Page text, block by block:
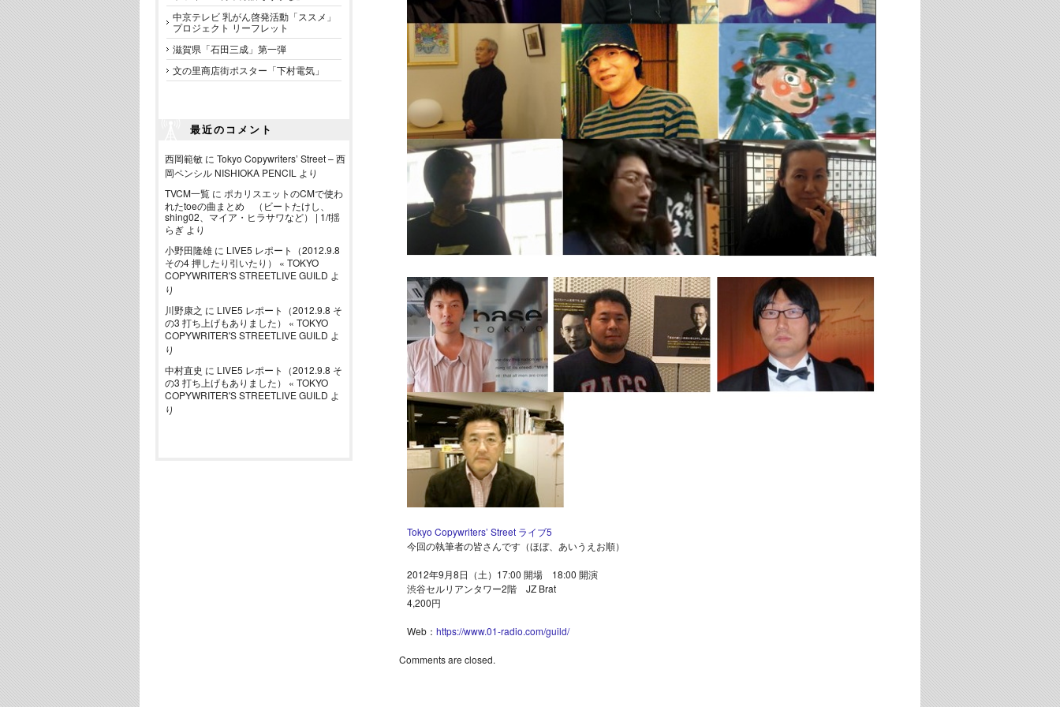
中京テレビ 乳がん啓発活動「ススメ」
プロジェクト リーフレット
滋賀県「石田三成」第一弾
文の里商店街ポスター「下村電気」
最近のコメント
西岡範敏 に Tokyo Copywriters’ Street – 西
岡ペンシル NISHIOKA PENCIL より
TVCM一覧 に ポカリスエットのCMで使わ
れたtoeの曲まとめ （ビートたけし、
shing02、マイア・ヒラサワなど） | 1/f揺
らぎ より
小野田隆雄 に LIVE5 レポート（2012.9.8
その4 押したり引いたり） « TOKYO
COPYWRITER'S STREETLIVE GUILD よ
り
川野康之 に LIVE5 レポート（2012.9.8 そ
の3 打ち上げもありました） « TOKYO
COPYWRITER'S STREETLIVE GUILD よ
り
中村直史 に LIVE5 レポート（2012.9.8 そ
の3 打ち上げもありました） « TOKYO
COPYWRITER'S STREETLIVE GUILD よ
り
Tokyo Copywriters’ Street ライブ5
今回の執筆者の皆さんです（ほぼ、あいうえお順）
2012年9月8日（土）17:00 開場 18:00 開演
渋谷セルリアンタワー2階 JZ Brat
4,200円
Web： https://www.01-radio.com/guild/
Comments are closed.